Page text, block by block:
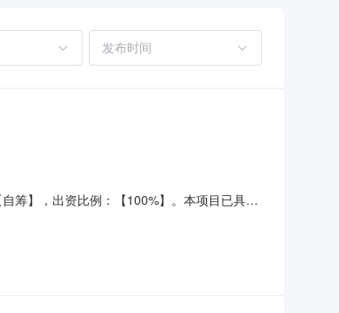
筹】，出资比例：【100%】。本项目已具备
容5.采购范围：标包